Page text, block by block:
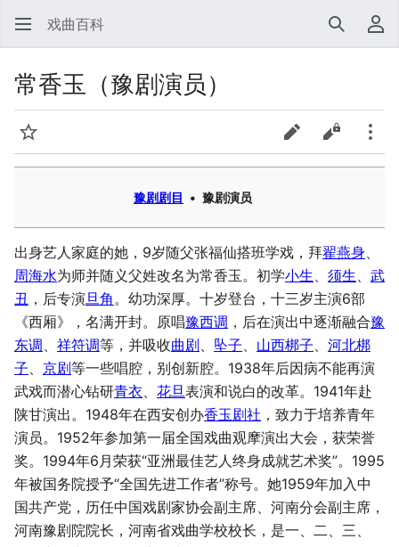
戏曲百科 搜索 用
常香玉（豫剧演员）
监视 查看表单查看源代
更多
豫剧剧目 • 豫剧演员
出身艺人家庭的她，9岁随父张福仙搭班学戏，拜翟燕身、
周海水为师并随义父姓改名为常香玉。初学小生、 须生、 武
丑 ，后专演旦角。幼功深厚。十岁登台，十三岁主演6部
《西厢》，名满开封。原唱豫西调 ，后在演出中逐渐融合豫
东调、 祥符调等，并吸收曲剧、 坠子、 山西梆子、 河北梆
子、 京剧等一些唱腔，别创新腔。1938年后因病不能再演
武戏而潜心钻研青衣、 花旦表演和说白的改革。1941年赴
陕甘演出。1948年在西安创办香玉剧社 ，致力于培养青年
演员。1952年参加第一届全国戏曲观摩演出大会，获荣誉
奖。1994年6月荣获“亚洲最佳艺人终身成就艺术奖”。1995
年被国务院授予“全国先进工作者”称号。她1959年加入中
国共产党，历任中国戏剧家协会副主席、河南分会副主席，
河南豫剧院院长，河南省戏曲学校校长，是一、二、三、